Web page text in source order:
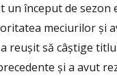
un început de sezon
meciurilor și
reușit să câștige
și a avut